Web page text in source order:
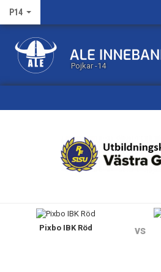
P14
Pojkar -14
BILDGALLERIPixbo IBK Röd vs